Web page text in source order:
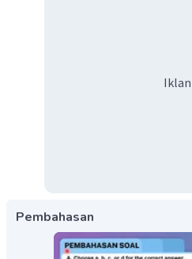
Iklan
Pembahasan